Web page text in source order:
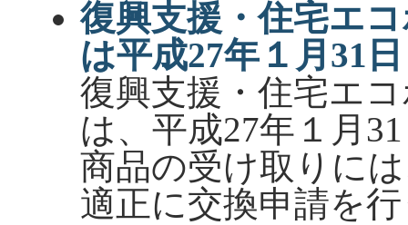
復興支援・住宅エ
は平成27年１月31日
復興支援・住宅エ
は、平成27年１月
商品の受け取りに
適正に交換申請を